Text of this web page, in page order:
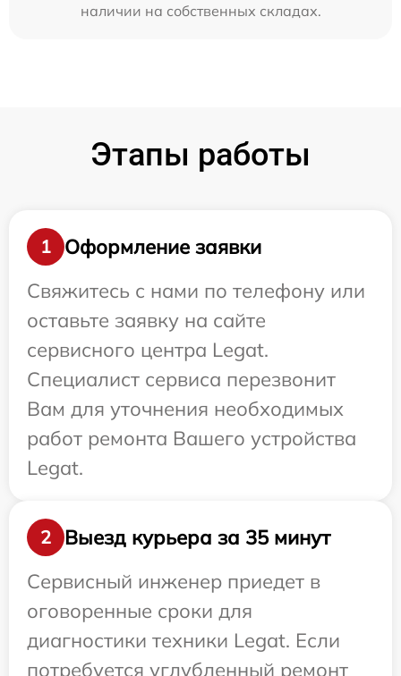
наличии на собственных складах.
Этапы работы
1
Оформление заявки
Свяжитесь с нами по телефону или
оставьте заявку на сайте
сервисного центра Legat.
Специалист сервиса перезвонит
Вам для уточнения необходимых
работ ремонта Вашего устройства
Legat.
2
Выезд курьера за 35 минут
Сервисный инженер приедет в
оговоренные сроки для
диагностики техники Legat. Если
потребуется углубленный ремонт